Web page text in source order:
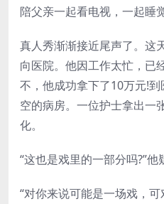
陪父亲一起看电视，一起睡觉
真人秀渐渐接近尾声了。这
向医院。他因工作太忙，已
不，他成功拿下了10万元!
空的病房。一位护士拿出一
化。
“这也是戏里的一部分吗?”他
“对你来说可能是一场戏，